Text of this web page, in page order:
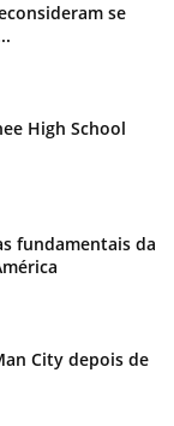
se
High School
fundamentais da
City depois de